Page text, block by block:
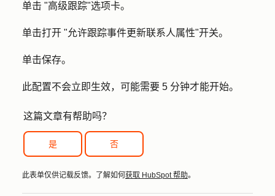
单击 "高级跟踪"选项卡。
单击打开 "允许跟踪事件更新联系人属性"开关。
单击保存。
此配置不会立即生效，可能需要 5 分钟才能开始。
这篇文章有帮助吗？
是 否
此表单仅供记载反馈。了解如何 获取 HubSpot 帮助。